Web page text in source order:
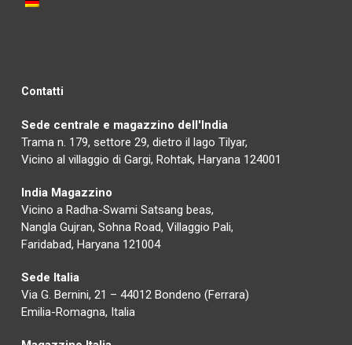
Contatti
Sede centrale e magazzino dell'India
Trama n. 179, settore 29, dietro il lago Tilyar,
Vicino al villaggio di Gargi, Rohtak, Haryana 124001
India Magazzino
Vicino a Radha-Swami Satsang beas,
Nangla Gujran, Sohna Road, Villaggio Pali,
Faridabad, Haryana 121004
Sede Italia
Via G. Bernini, 21 – 44012 Bondeno (Ferrara)
Emilia-Romagna, Italia